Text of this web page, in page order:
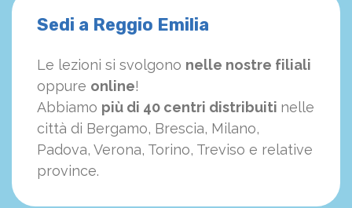
Sedi a Reggio Emilia
Le lezioni si svolgono nelle nostre filiali
oppure online!
Abbiamo più di 40 centri distribuiti nelle
città di Bergamo, Brescia, Milano,
Padova, Verona, Torino, Treviso e relative
province.